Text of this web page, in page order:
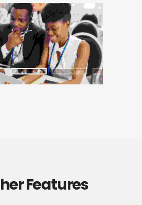
Features